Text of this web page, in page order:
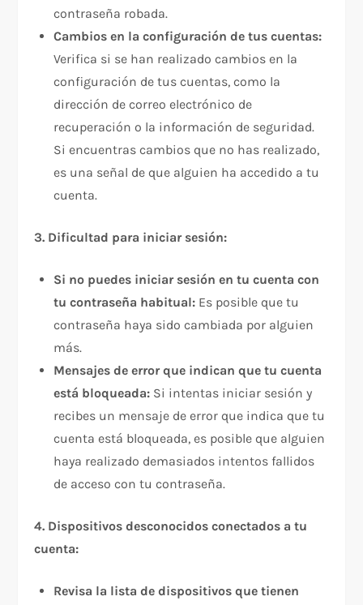
contraseña robada.
Cambios en la configuración de tus cuentas:
Verifica si se han realizado cambios en la
configuración de tus cuentas, como la
dirección de correo electrónico de
recuperación o la información de seguridad.
Si encuentras cambios que no has realizado,
es una señal de que alguien ha accedido a tu
cuenta.
3. Dificultad para iniciar sesión:
Si no puedes iniciar sesión en tu cuenta con
tu contraseña habitual: Es posible que tu
contraseña haya sido cambiada por alguien
más.
Mensajes de error que indican que tu cuenta
está bloqueada: Si intentas iniciar sesión y
recibes un mensaje de error que indica que tu
cuenta está bloqueada, es posible que alguien
haya realizado demasiados intentos fallidos
de acceso con tu contraseña.
4. Dispositivos desconocidos conectados a tu
cuenta:
Revisa la lista de dispositivos que tienen